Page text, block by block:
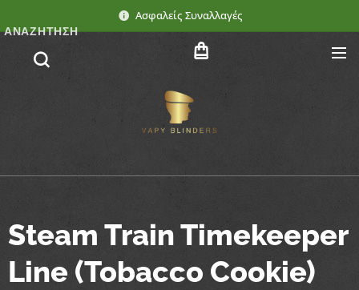
Ασφαλείς Συναλλαγές
ΑΝΑΖΉΤΗΣΗ
Steam Train Timekeeper
Line (Tobacco Cookie)